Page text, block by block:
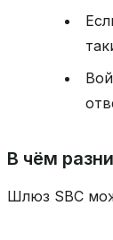
В чём
Шлюз SBC